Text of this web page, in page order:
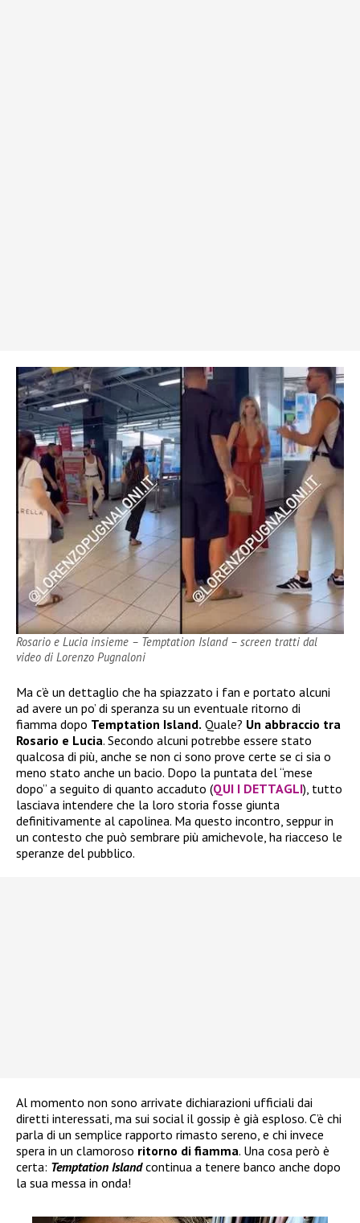
Rosario e Lucia insieme – Temptation Island – screen tratti dal
video di Lorenzo Pugnaloni
Ma c’è un dettaglio che ha spiazzato i fan e portato alcuni
ad avere un po’ di speranza su un eventuale ritorno di
fiamma dopo Temptation Island. Quale? Un abbraccio tra
Rosario e Lucia. Secondo alcuni potrebbe essere stato
qualcosa di più, anche se non ci sono prove certe se ci sia o
meno stato anche un bacio. Dopo la puntata del “mese
dopo” a seguito di quanto accaduto (QUI I DETTAGLI), tutto
lasciava intendere che la loro storia fosse giunta
definitivamente al capolinea. Ma questo incontro, seppur in
un contesto che può sembrare più amichevole, ha riacceso le
speranze del pubblico.
Al momento non sono arrivate dichiarazioni ufficiali dai
diretti interessati, ma sui social il gossip è già esploso. C’è chi
parla di un semplice rapporto rimasto sereno, e chi invece
spera in un clamoroso ritorno di fiamma. Una cosa però è
certa: Temptation Islandcontinua a tenere banco anche dopo
la sua messa in onda!